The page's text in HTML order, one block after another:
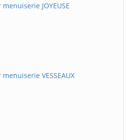
JOYEUSE
VESSEAUX